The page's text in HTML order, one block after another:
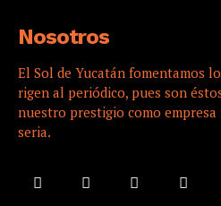
Nosotros
El Sol de Yucatán fomentamos
rigen al periódico, pues son
nuestro prestigio como
seria.